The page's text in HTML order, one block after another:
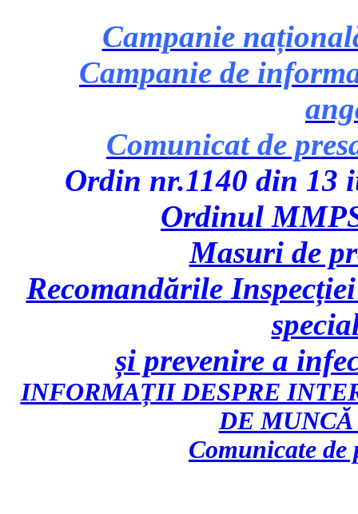
Campanie
Campanie de
Comunicat de
Ordin nr.1140 din 13
Ordinul
Masuri de
Recomandările
și prevenire a
INFORMAȚII DESPRE
DE
Comunicate